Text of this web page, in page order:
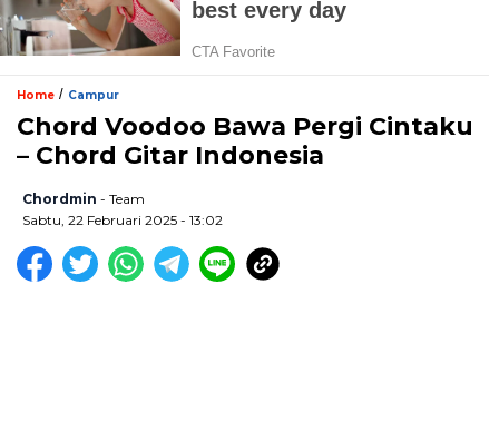
Home / Campur
Chord Voodoo Bawa Pergi Cintaku
– Chord Gitar Indonesia
Chordmin - Team
Sabtu, 22 Februari 2025 - 13:02